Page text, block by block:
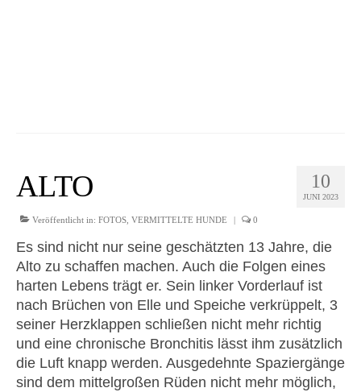
10
JUNI 2023
ALTO
Veröffentlicht in: FOTOS VERMITTELTE HUNDE | 0
Es sind nicht nur seine geschätzten 13 Jahre, die
Alto zu schaffen machen. Auch die Folgen eines
harten Lebens trägt er. Sein linker Vorderlauf ist
nach Brüchen von Elle und Speiche verkrüppelt, 3
seiner Herzklappen schließen nicht mehr richtig
und eine chronische Bronchitis lässt ihm zusätzlich
die Luft knapp werden. Ausgedehnte Spaziergänge
sind dem mittelgroßen Rüden nicht mehr möglich,